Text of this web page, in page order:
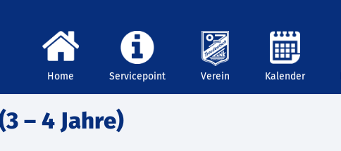
Home Servicepoint Verein Kalender
– 4 Jahre)